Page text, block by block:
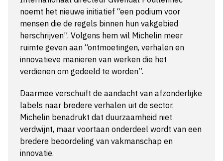
noemt het nieuwe initiatief “een podium voor
mensen die de regels binnen hun vakgebied
herschrijven”. Volgens hem wil Michelin meer
ruimte geven aan “ontmoetingen, verhalen en
innovatieve manieren van werken die het
verdienen om gedeeld te worden”.
Daarmee verschuift de aandacht van afzonderlijke
labels naar bredere verhalen uit de sector.
Michelin benadrukt dat duurzaamheid niet
verdwijnt, maar voortaan onderdeel wordt van een
bredere beoordeling van vakmanschap en
innovatie.